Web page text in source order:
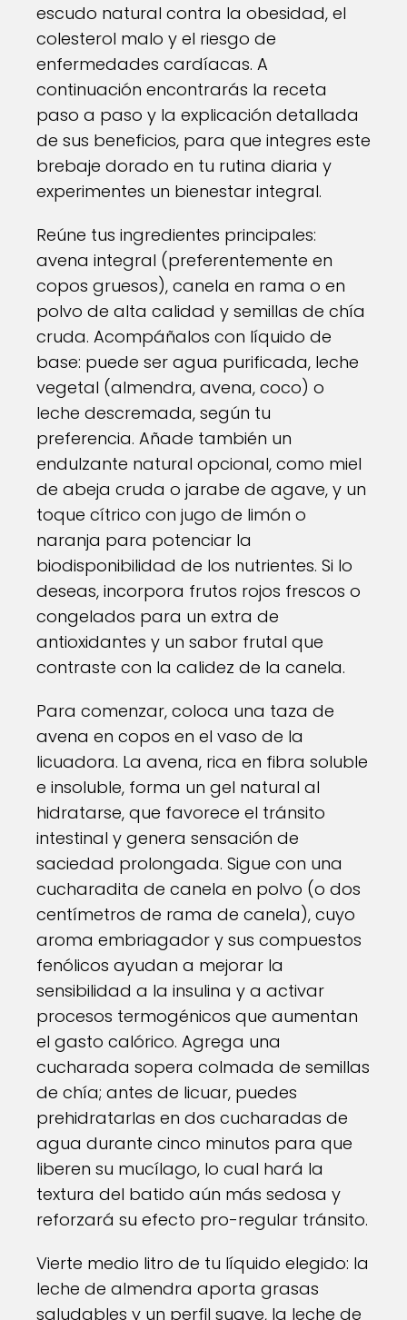
escudo natural contra la obesidad, el
colesterol malo y el riesgo de
enfermedades cardíacas. A
continuación encontrarás la receta
paso a paso y la explicación detallada
de sus beneficios, para que integres este
brebaje dorado en tu rutina diaria y
experimentes un bienestar integral.
Reúne tus ingredientes principales:
avena integral (preferentemente en
copos gruesos), canela en rama o en
polvo de alta calidad y semillas de chía
cruda. Acompáñalos con líquido de
base: puede ser agua purificada, leche
vegetal (almendra, avena, coco) o
leche descremada, según tu
preferencia. Añade también un
endulzante natural opcional, como miel
de abeja cruda o jarabe de agave, y un
toque cítrico con jugo de limón o
naranja para potenciar la
biodisponibilidad de los nutrientes. Si lo
deseas, incorpora frutos rojos frescos o
congelados para un extra de
antioxidantes y un sabor frutal que
contraste con la calidez de la canela.
Para comenzar, coloca una taza de
avena en copos en el vaso de la
licuadora. La avena, rica en fibra soluble
e insoluble, forma un gel natural al
hidratarse, que favorece el tránsito
intestinal y genera sensación de
saciedad prolongada. Sigue con una
cucharadita de canela en polvo (o dos
centímetros de rama de canela), cuyo
aroma embriagador y sus compuestos
fenólicos ayudan a mejorar la
sensibilidad a la insulina y a activar
procesos termogénicos que aumentan
el gasto calórico. Agrega una
cucharada sopera colmada de semillas
de chía; antes de licuar, puedes
prehidratarlas en dos cucharadas de
agua durante cinco minutos para que
liberen su mucílago, lo cual hará la
textura del batido aún más sedosa y
reforzará su efecto pro-regular tránsito.
Vierte medio litro de tu líquido elegido: la
leche de almendra aporta grasas
saludables y un perfil suave, la leche de